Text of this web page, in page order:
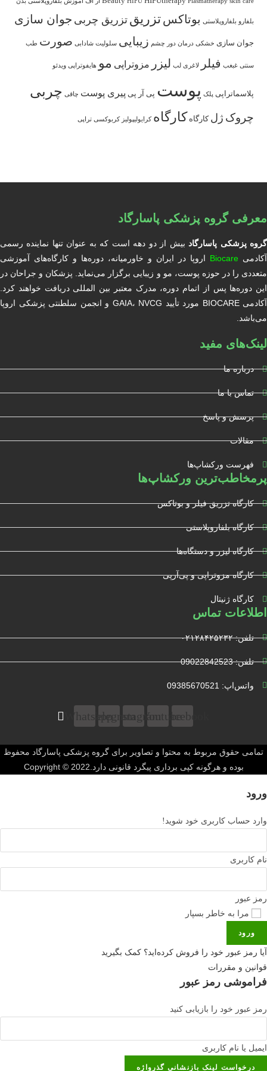
می‌شود
بلفارو بلفاروپلاستی بوتاکس تزریق تزریق چربی جوان سازی
جوان سازی خشکی درمان دور چشم زیبایی سلولیت شادابی صورت طب
سنتی غبغب فیلر لاغری لب لیزر مزوتراپی مو هایفوتراپی ویدئو
پلاسماتراپی پلک پوست پی آر پی پیری پوست چاقی چربی
چروک ژل کارگاه کارگاه کرایولیپولیز کربوکسی تراپی
معرفی گروه پزشکی پاسارگاد
گروه پزشکی پاسارگادبیش از دو دهه است که به عنوان تنها نماینده رسمی
آکادمی Biocare اروپا در ایران و خاورمیانه، دوره‌ها و کارگاه‌های آموزشی
متعددی را در حوزه پوست، مو و زیبایی برگزار می‌نماید. پزشکان و جراحان در
این دوره‌ها پس از اتمام دوره، مدرک معتبر بین المللی دریافت خواهند کرد.
آکادمی BIOCARE مورد تأیید GAIA، NVCG و انجمن سلطنتی پزشکی اروپا
می‌باشد.
لینک‌های مفید
درباره ما
تماس با ما
پرسش و پاسخ
مقالات
فهرست ورکشاپ‌ها
پرمخاطب‌ترین ورکشاپ‌ها
کارگاه تزریق فیلر و بوتاکس
کارگاه بلفاروپلاستی
کارگاه لیزر و دستگاه‌ها
کارگاه مزوتراپی و پی‌آرپی
کارگاه ژنیتال
اطلاعات تماس
تلفن: ۰۲۱۲۸۴۲۵۲۳۲
تلفن: 09022842523
واتس‌‌اپ: 09385670521
Facebook
Youtube
Instagram
Telegram
Whatsapp
تمامی حقوق مربوط به محتوا و تصاویر برای گروه پزشکی پاسارگاد محفوظ
بوده و هرگونه کپی برداری پیگرد قانونی دارد.Copyright © 2022
ورود
وارد حساب کاربری خود شوید!
نام کاربری
رمز عبور
مرا به خاطر بسپار
ورود
آیا رمز عبور خود را فروش کرده‌اید؟ کمک بگیرید
قوانین و مقررات
فراموشی رمز عبور
رمز عبور خود را بازیابی کنید
ایمیل یا نام کاربری
درخواست لینک بازنشانی گذرواژه